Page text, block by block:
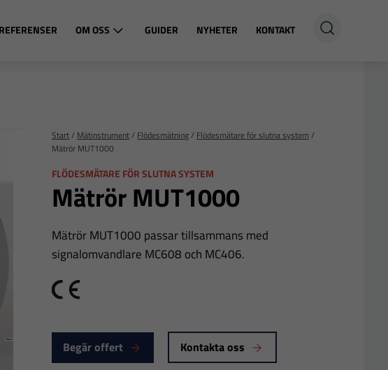
REFERENSER OM OSS GUIDER NYHETER KONTAKT
Start/ Mätinstrument/ Flödesmätning/ Flödesmätare för slutna system /
Mätrör MUT1000
FLÖDESMÄTARE FÖR SLUTNA SYSTEM
Mätrör MUT1000
Mätrör MUT1000 passar tillsammans med
signalomvandlare MC608 och MC406.
CE
Begär offert Kontakta oss